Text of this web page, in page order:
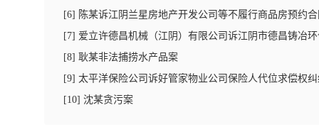
[6] 陈某诉江阴兰星房地产开发公司等不履行商品房预约
[7] 爱立许德昌机械（江阴）有限公司诉江阴市德昌铸冶
[8] 耿某非法捕捞水产品案
[9] 太平洋保险公司诉好管家物业公司保险人代位求偿权
[10] 沈某贪污案